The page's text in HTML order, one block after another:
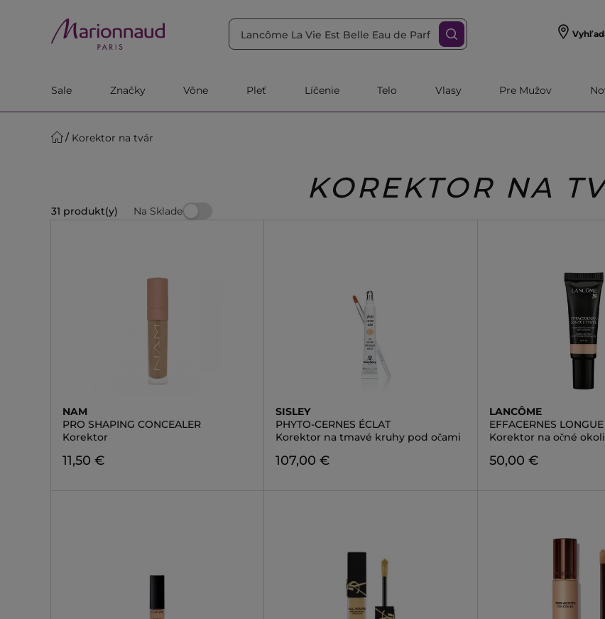
Sale Značky Vône Pleť Líčenie Telo Vlasy Pre Mužov
Korektor na tvár
KOREKTOR NA
31 produkt(y) Na Sklade
NAM
PRO SHAPING CONCEALER
Korektor
11,50 €
SISLEY
PHYTO-CERNES ÉCLAT
Korektor na tmavé kruhy pod očami
107,00 €
LANCÔME
EFFACERNES
Korektor na očné
50,00 €